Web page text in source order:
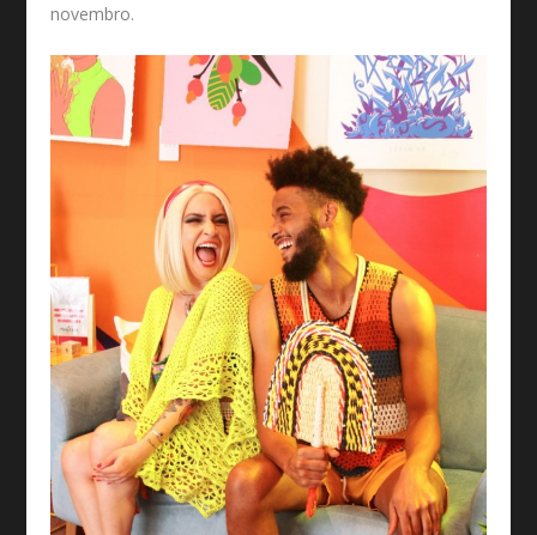
novembro.